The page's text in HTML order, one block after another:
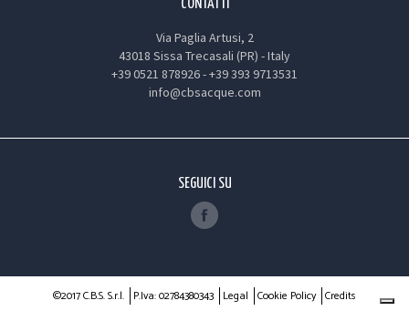
CONTATTI
Via Paglia Artusi, 2
43018 Sissa Trecasali (PR) - Italy
+39 0521 878926-+39 393 9713531
info@cbsacque.com
SEGUICI SU
©2017 C.B.S. S.r.l. P.Iva: 02784380343 Legal Cookie Policy Credits